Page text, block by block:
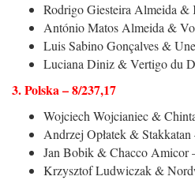
Rodrigo Giesteira Almeida
António Matos Almeida &
Luis Sabino Gonçalves &
Luciana Diniz & Vertigo du
3. Polska – 8/237,17
Wojciech Wojcianiec &
Andrzej Opłatek & Stakkatan
Jan Bobik & Chacco Amicor
Krzysztof Ludwiczak &